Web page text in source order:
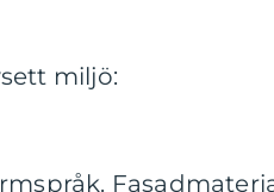
miljö: